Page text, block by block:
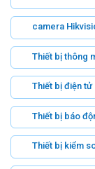
camera
Thiết bị thông
Thiết bị điện tử
Thiết bị báo
Thiết bị kiểm